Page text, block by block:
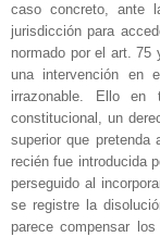
caso concreto, ante
jurisdicción para
normado por el art. 75
una intervención en
irrazonable. Ello
constitucional, un
superior que pretenda
recién fue introducida
perseguido al
se registre la
parece compensar